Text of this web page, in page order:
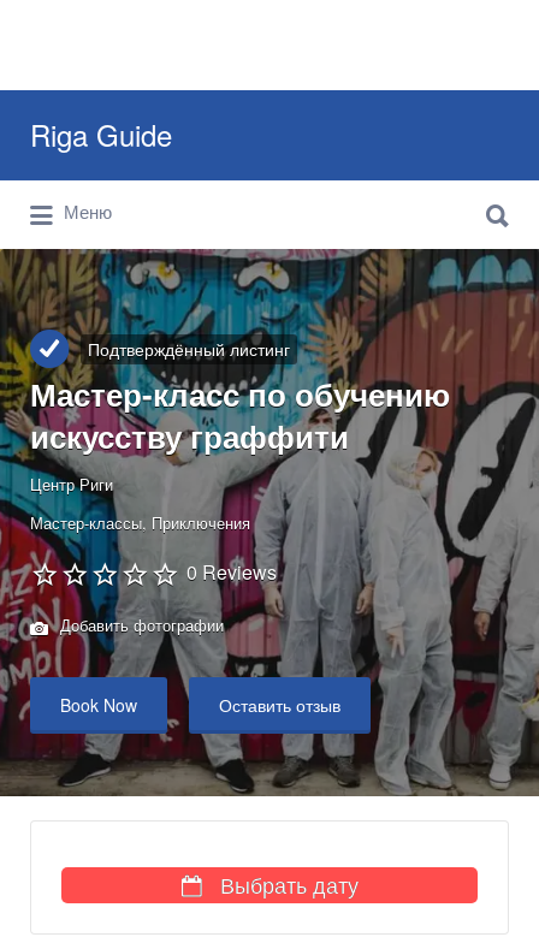
Riga Guide
Travel Tips, Tourist Information, Maps &
Reviews
Меню
Подтверждённый листинг
Мастер-класс по обучению
искусству граффити
Центр Риги
Мастер-классы Приключения
0 Reviews
Добавить фотографии
Book Now Оставить отзыв
Выбрать дату